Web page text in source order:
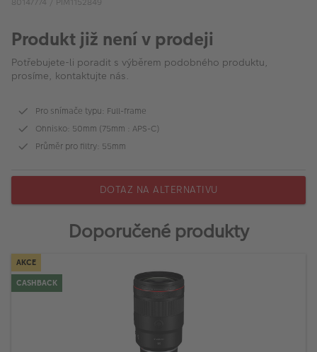
Produkt již není v prodeji
Potřebujete-li poradit s výběrem podobného produktu,
prosíme, kontaktujte nás.
Pro snímače typu: Full-frame
Ohnisko: 50mm (75mm : APS-C)
Průměr pro filtry: 55mm
DOTAZ NA ALTERNATIVU
Doporučené produkty
AKCE
CASHBACK